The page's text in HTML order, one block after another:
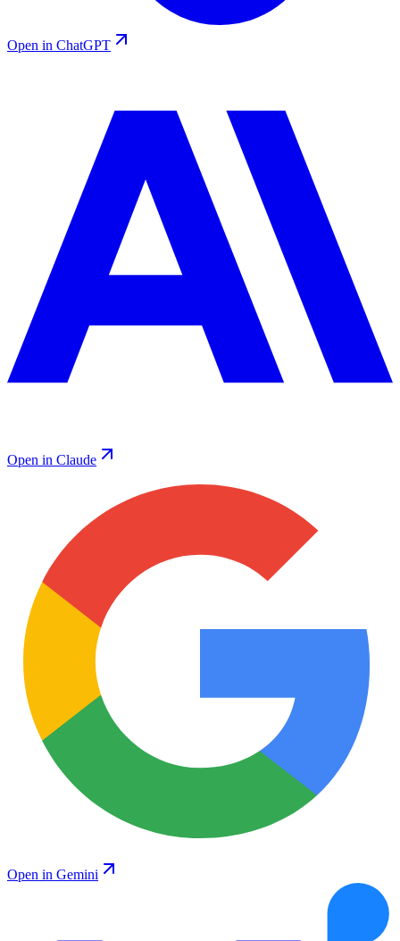
Open in ChatGPT
Open in Claude
Open in Gemini